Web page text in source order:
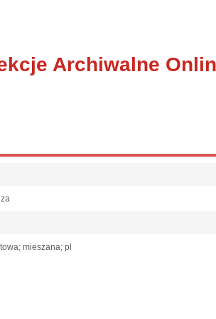
Archiwalne
mieszana; pl